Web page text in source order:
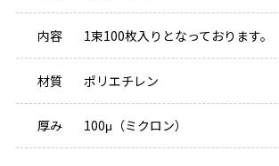
内容 1束100枚入りとなっております。
材質 ポリエチレン
厚み 100μ（ミクロン）